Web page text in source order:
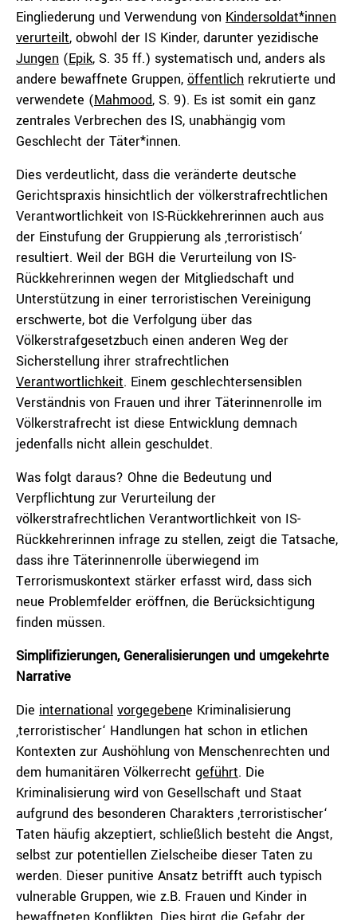
Eingliederung und Verwendung von Kindersoldat*innen
verurteilt, obwohl der IS Kinder, darunter yezidische
Jungen (Epik, S. 35 ff.) systematisch und, anders als
andere bewaffnete Gruppen, öffentlich rekrutierte und
verwendete (Mahmood, S. 9). Es ist somit ein ganz
zentrales Verbrechen des IS, unabhängig vom
Geschlecht der Täter*innen.
Dies verdeutlicht, dass die veränderte deutsche
Gerichtspraxis hinsichtlich der völkerstrafrechtlichen
Verantwortlichkeit von IS-Rückkehrerinnen auch aus
der Einstufung der Gruppierung als ‚terroristisch‘
resultiert. Weil der BGH die Verurteilung von IS-
Rückkehrerinnen wegen der Mitgliedschaft und
Unterstützung in einer terroristischen Vereinigung
erschwerte, bot die Verfolgung über das
Völkerstrafgesetzbuch einen anderen Weg der
Sicherstellung ihrer strafrechtlichen
Verantwortlichkeit. Einem geschlechtersensiblen
Verständnis von Frauen und ihrer Täterinnenrolle im
Völkerstrafrecht ist diese Entwicklung demnach
jedenfalls nicht allein geschuldet.
Was folgt daraus? Ohne die Bedeutung und
Verpflichtung zur Verurteilung der
völkerstrafrechtlichen Verantwortlichkeit von IS-
Rückkehrerinnen infrage zu stellen, zeigt die Tatsache,
dass ihre Täterinnenrolle überwiegend im
Terrorismuskontext stärker erfasst wird, dass sich
neue Problemfelder eröffnen, die Berücksichtigung
finden müssen.
Simplifizierungen, Generalisierungen und umgekehrte
Narrative
Die international vorgegebene Kriminalisierung
‚terroristischer‘ Handlungen hat schon in etlichen
Kontexten zur Aushöhlung von Menschenrechten und
dem humanitären Völkerrecht geführt. Die
Kriminalisierung wird von Gesellschaft und Staat
aufgrund des besonderen Charakters ‚terroristischer‘
Taten häufig akzeptiert, schließlich besteht die Angst,
selbst zur potentiellen Zielscheibe dieser Taten zu
werden. Dieser punitive Ansatz betrifft auch typisch
vulnerable Gruppen, wie z.B. Frauen und Kinder in